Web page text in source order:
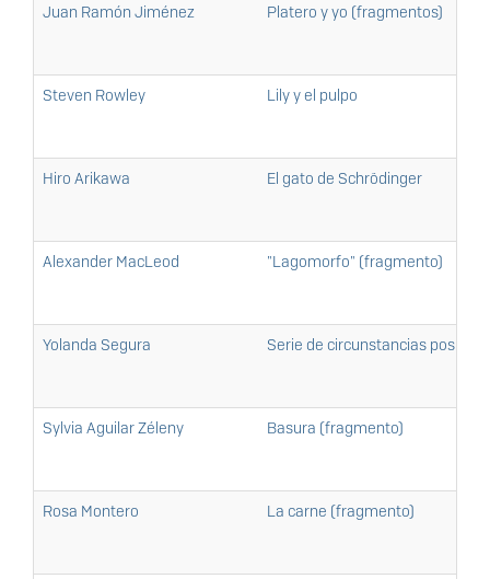
Juan Ramón Jiménez Platero y yo (fragmentos)
Steven Rowley Lily y el pulpo
Hiro Arikawa El gato de Schrödinger
Alexander MacLeod "Lagomorfo" (fragmento)
Yolanda Segura Serie de circunstancias
Sylvia Aguilar Zéleny Basura (fragmento)
Rosa Montero La carne (fragmento)